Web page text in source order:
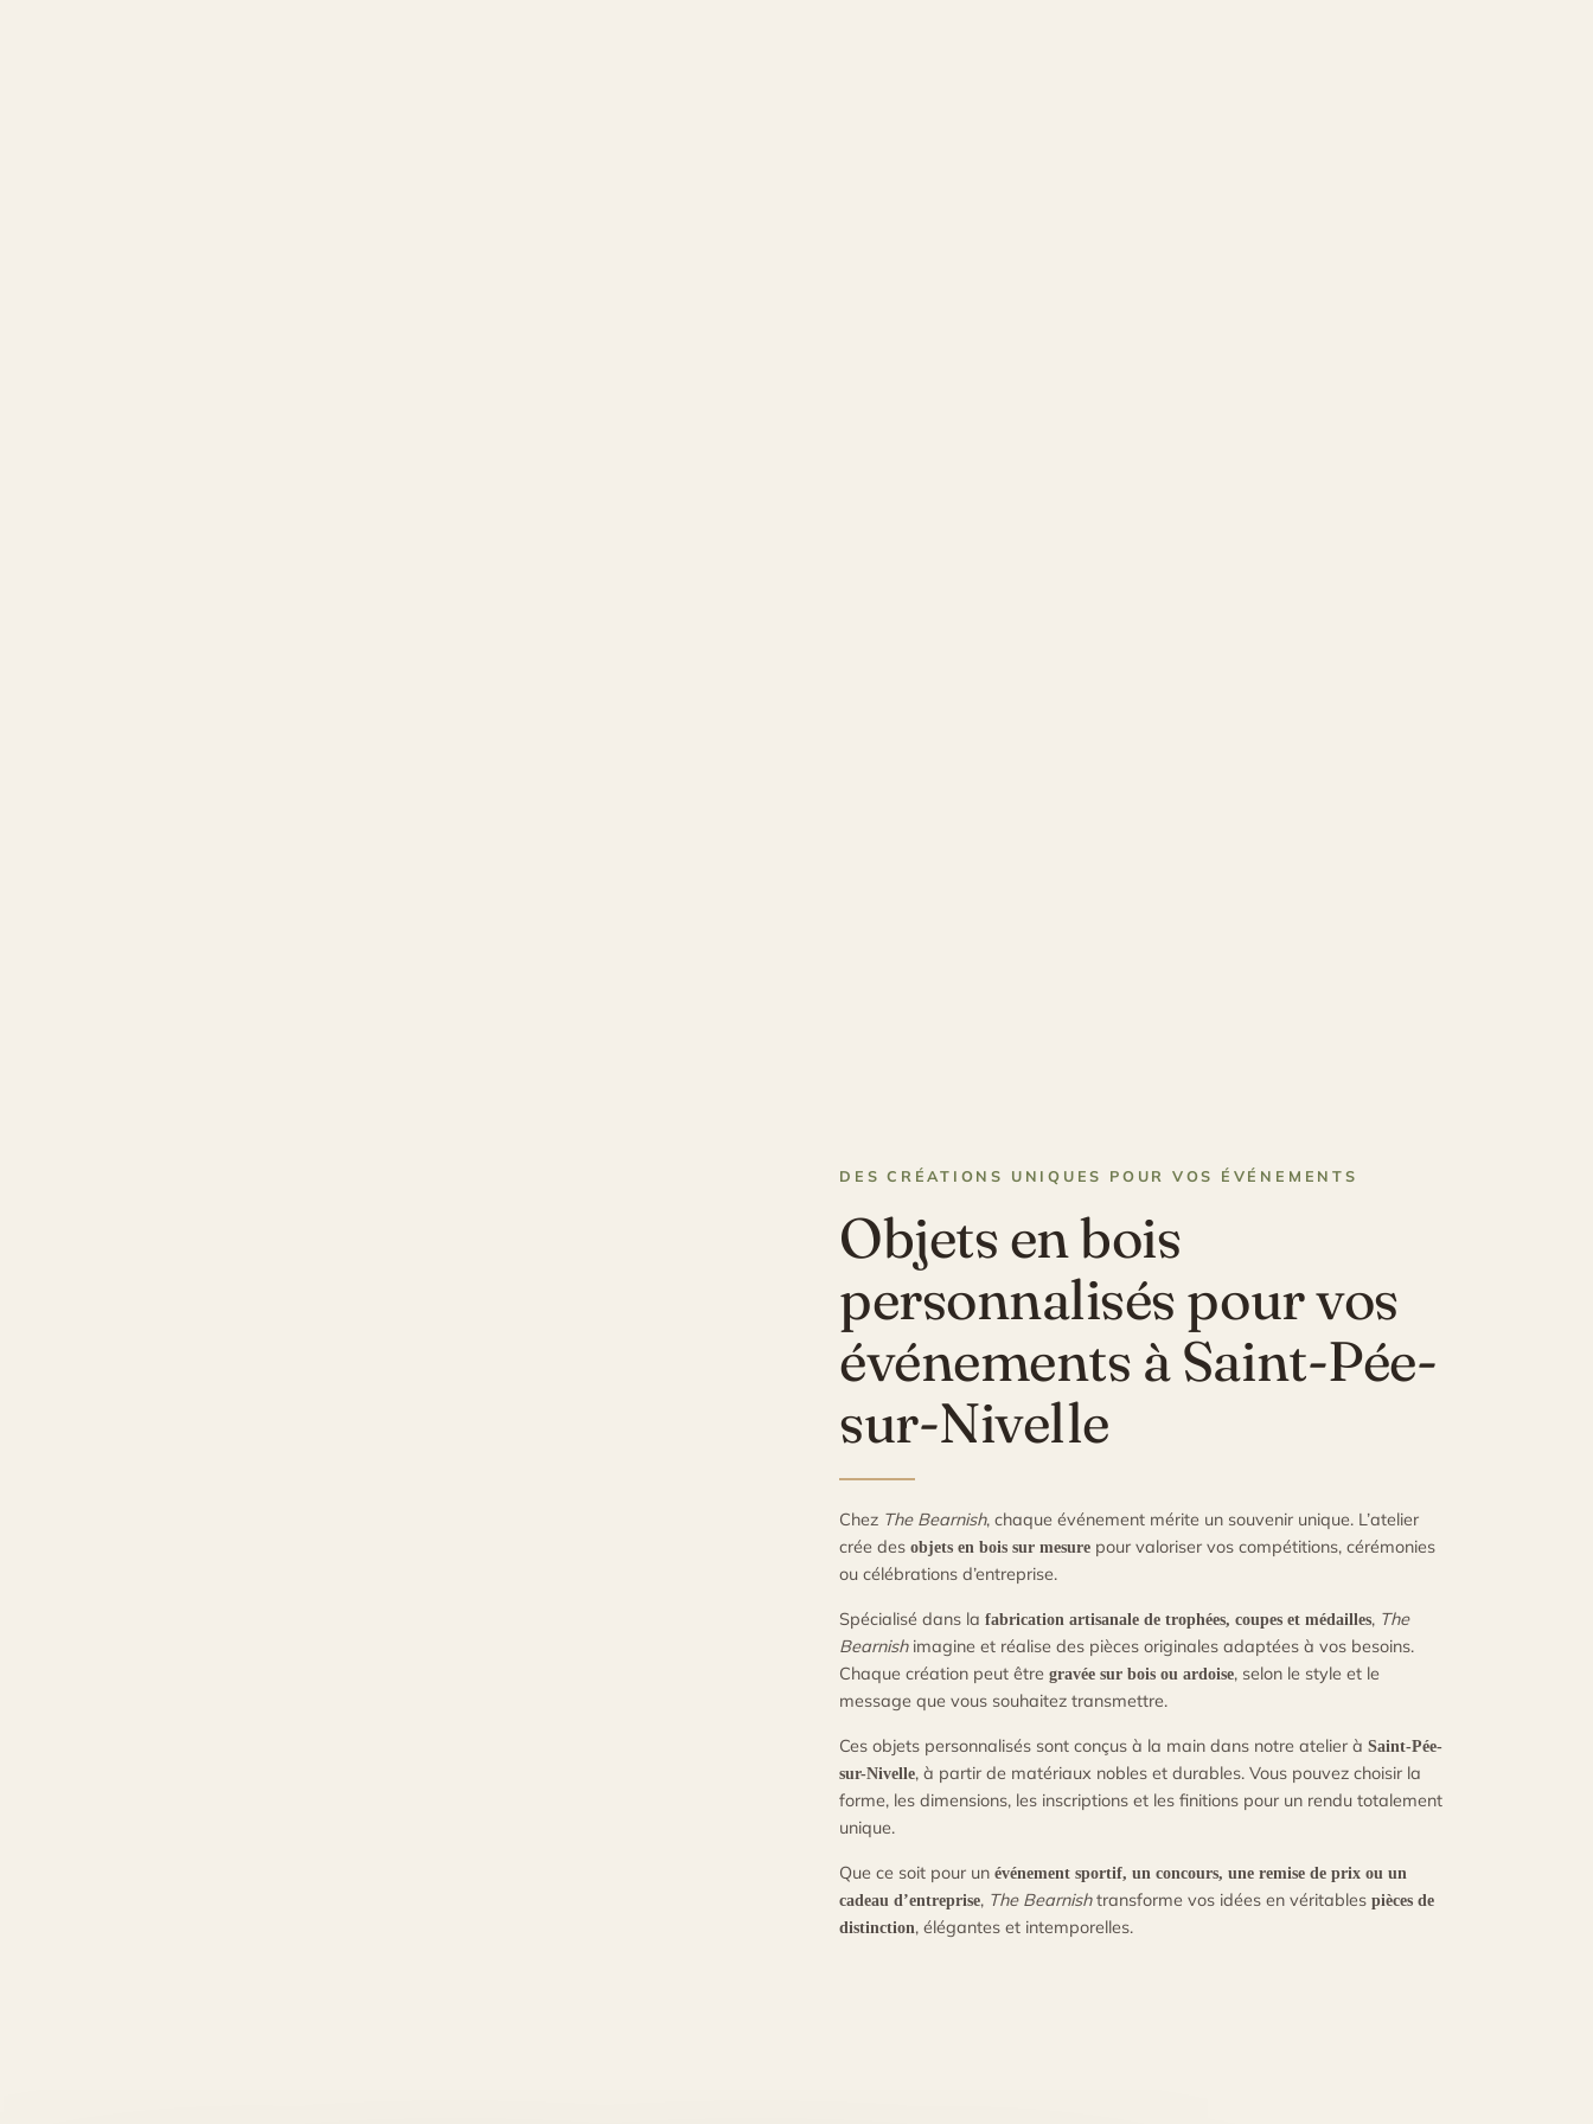
DES CRÉATIONS UNIQUES POUR VOS ÉVÉNEMENTS
Objets en bois
personnalisés pour vos
événements à Saint-Pée-
sur-Nivelle
Chez The Bearnish, chaque événement mérite un souvenir unique. L’atelier
crée des objets en bois sur mesure pour valoriser vos compétitions, cérémonies
ou célébrations d’entreprise.
Spécialisé dans la fabrication artisanale de trophées, coupes et médailles, The
Bearnishimagine et réalise des pièces originales adaptées à vos besoins.
Chaque création peut être gravée sur bois ou ardoise, selon le style et le
message que vous souhaitez transmettre.
Ces objets personnalisés sont conçus à la main dans notre atelier à Saint-Pée-
sur-Nivelle, à partir de matériaux nobles et durables. Vous pouvez choisir la
forme, les dimensions, les inscriptions et les finitions pour un rendu totalement
unique.
Que ce soit pour un événement sportif, un concours, une remise de prix ou un
cadeau d’entreprise, The Bearnishtransforme vos idées en véritables pièces de
distinction, élégantes et intemporelles.